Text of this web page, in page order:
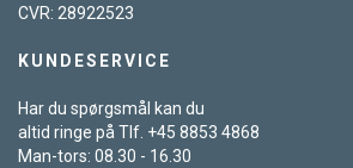
CVR: 28922523
KUNDESERVICE
Har du spørgsmål kan du
altid ringe på Tlf. +45 8853 4868
Man-tors: 08.30 - 16.30